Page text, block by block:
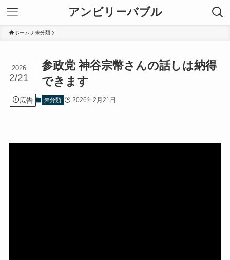
アンビリーバブル
ホーム 未分類
参政党 神谷宗幣さんの話しは納得
できます
2026
2/21
広告 未分類 2026年2月21日